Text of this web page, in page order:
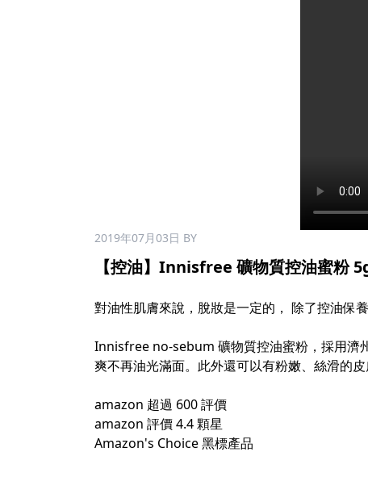
2019年07月03日 BY
【控油】Innisfree 礦物質控油蜜粉
對油性肌膚來說，脫妝是一定的， 除了控油保
Innisfree no-sebum 礦物質控油蜜粉，採用濟
爽不再油光滿面。此外還可以有粉嫩、絲滑的
amazon 超過 600 評價
amazon 評價 4.4 顆星
Amazon's Choice 黑標產品